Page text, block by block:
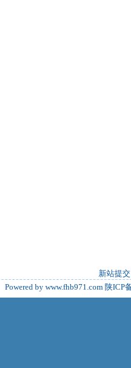
新站提交
Powered by www.fhb971.com 陕ICP